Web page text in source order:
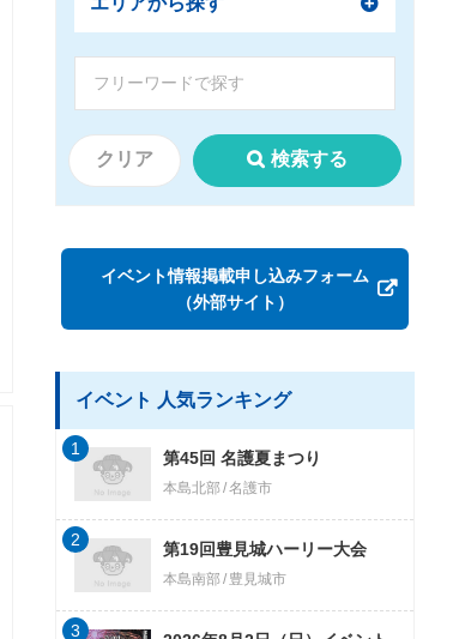
クリア 検索する
イベント情報掲載申し込みフォーム
（外部サイト）
イベント 人気ランキング
第45回 名護夏まつり
本島北部 名護市
1
第19回豊見城ハーリー大会
本島南部 豊見城市
2
3